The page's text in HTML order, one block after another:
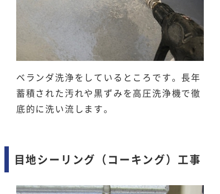
ベランダ洗浄をしているところです。長年
蓄積された汚れや黒ずみを高圧洗浄機で徹
底的に洗い流します。
目地シーリング（コーキング）工事